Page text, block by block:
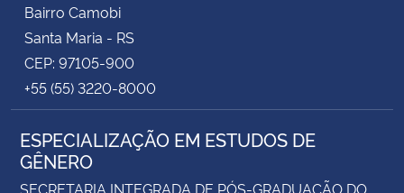
Bairro Camobi
Santa Maria - RS
CEP: 97105-900
+55 (55) 3220-8000
ESPECIALIZAÇÃO EM ESTUDOS DE
GÊNERO
SECRETARIA INTEGRADA DE PÓS-GRADUAÇÃO DO